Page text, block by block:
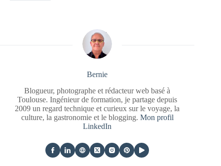
Bernie
Blogueur, photographe et rédacteur web basé à
Toulouse. Ingénieur de formation, je partage depuis
2009 un regard technique et curieux sur le voyage, la
culture, la gastronomie et le blogging. Mon profil
LinkedIn